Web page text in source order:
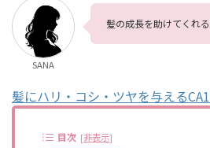
SANA
髪の成長を助けてくれ
髪にハリ・コシ・ツヤを与える
目次 [非表示]